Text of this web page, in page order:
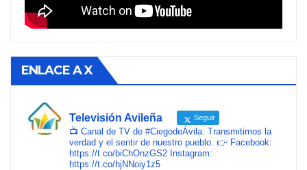
ENLACE A X
Televisión Avileña Seguir
📺 Canal de TV de #CiegodeÁvila. Transmitimos la
verdad y el sentir de nuestro pueblo. 👉 Facebook:
https://t.co/biChOnzGS2 Instagram:
https://t.co/hjNNoiy1z5